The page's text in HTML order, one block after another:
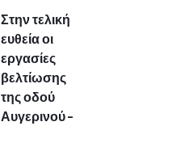
Στην τελική
ευθεία οι
εργασίες
βελτίωσης
της οδού
Αυγερινού –